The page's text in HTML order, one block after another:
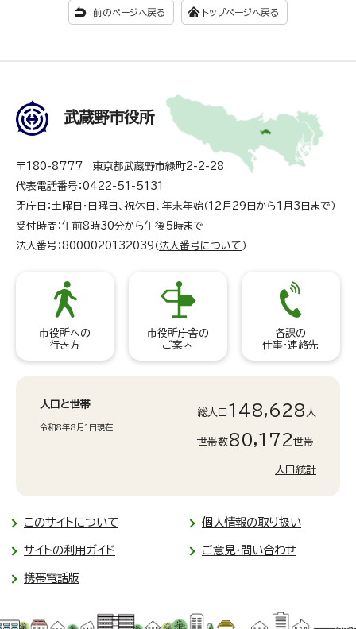
前のページへ戻る トップページへ戻る
武蔵野市役所
〒180-8777 東京都武蔵野市緑町2-2-28
代表電話番号：0422-51-5131
閉庁日：土曜日・日曜日、祝休日、年末年始（12月29日から1月3日まで）
受付時間：午前8時30分から午後5時まで
法人番号：8000020132039（ 法人番号について ）
市役所への
行き方
市役所庁舎の
ご案内
各課の
仕事・連絡先
人口と世帯
令和8年8月1日現在
総人口 148,628 人
世帯数80,172世帯
人口統計
このサイトについて 個人情報の取り扱い
サイトの利用ガイド ご意見・問い合わせ
携帯電話版